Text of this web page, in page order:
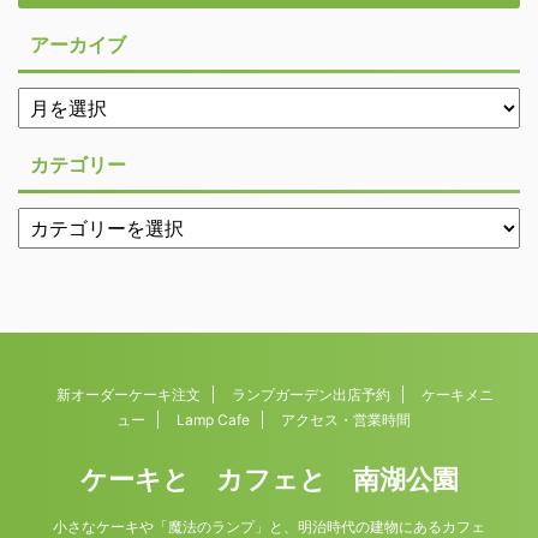
アーカイブ
カテゴリー
新オーダーケーキ注文 ランプガーデン出店予約
ケーキメニ
ュー
Lamp Cafe アクセス・営業時間
ケーキと カフェと 南湖公園
小さなケーキや「魔法のランプ」と、明治時代の建物にあるカフェ